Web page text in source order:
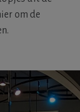
om de